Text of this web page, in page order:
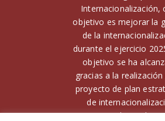
Internacionalización,
objetivo es mejorar la
de la
durante el ejercicio
objetivo se ha
gracias a la realización
proyecto de plan
de
Financiado por la